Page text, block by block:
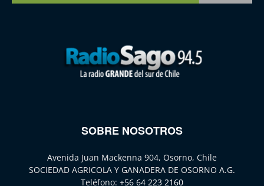
SOBRE NOSOTROS
Avenida Juan Mackenna 904, Osorno, Chile
SOCIEDAD AGRICOLA Y GANADERA DE OSORNO A.G.
Teléfono: +56 64 223 2160